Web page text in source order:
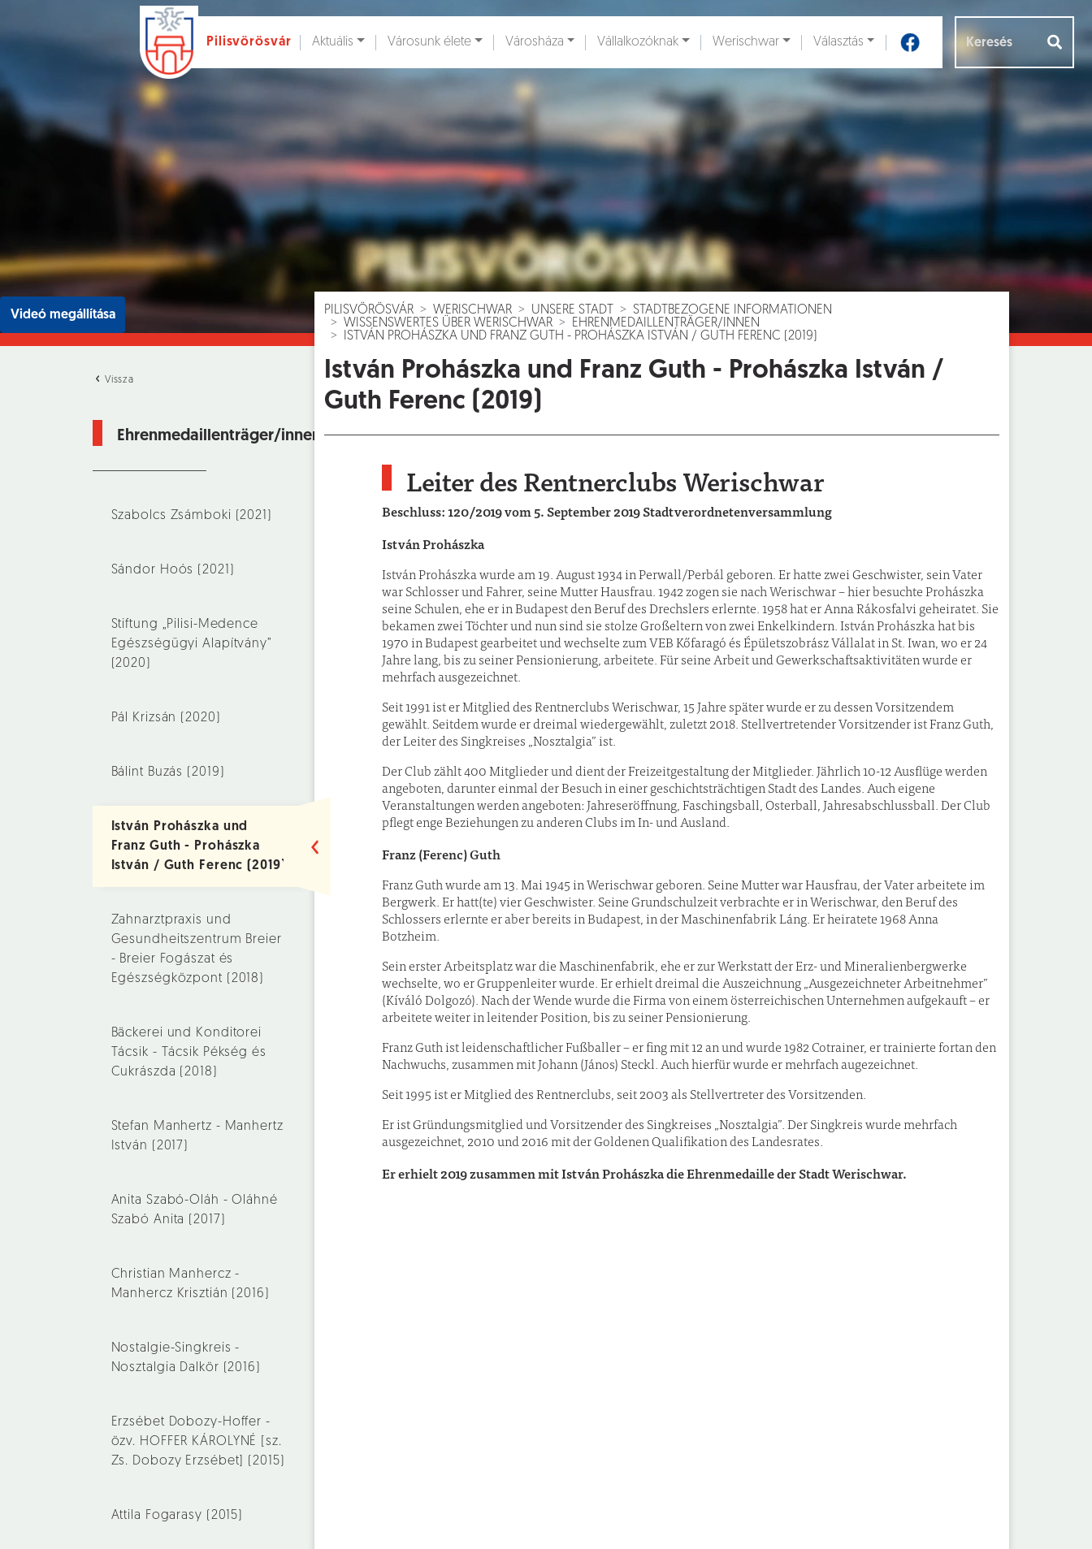
Ugrás a fő tartalomhoz
Pilisvörösvár Aktuális Városunk élete Városháza Vállalkozóknak Werischwar Választás
Videó megállítása
Vissza
Ehrenmedaillenträger/innen
Szabolcs Zsámboki (2021)
Sándor Hoós (2021)
Stiftung „Pilisi-Medence
Egészségügyi Alapítvány”
(2020)
Pál Krizsán (2020)
Bálint Buzás (2019)
István Prohászka und
Franz Guth - Prohászka
István / Guth Ferenc (2019)
Zahnarztpraxis und
Gesundheitszentrum Breier
- Breier Fogászat és
Egészségközpont (2018)
Bäckerei und Konditorei
Tácsik - Tácsik Pékség és
Cukrászda (2018)
Stefan Manhertz - Manhertz
István (2017)
Anita Szabó-Oláh - Oláhné
Szabó Anita (2017)
Christian Manhercz -
Manhercz Krisztián (2016)
Nostalgie-Singkreis -
Nosztalgia Dalkör (2016)
Erzsébet Dobozy-Hoffer -
özv. HOFFER KÁROLYNÉ [sz.
Zs. Dobozy Erzsébet] (2015)
Attila Fogarasy (2015)
PILISVÖRÖSVÁR WERISCHWAR UNSERE STADT
STADTBEZOGENE INFORMATIONEN
WISSENSWERTES ÜBER WERISCHWAR
EHRENMEDAILLENTRÄGER/INNEN
ISTVÁN PROHÁSZKA UND FRANZ GUTH - PROHÁSZKA ISTVÁN / GUTH FERENC (2019)
István Prohászka und Franz Guth - Prohászka István /
Guth Ferenc (2019)
Leiter des Rentnerclubs Werischwar
Beschluss: 120/2019 vom 5. September 2019 Stadtverordnetenversammlung
István Prohászka
István Prohászka wurde am 19. August 1934 in Perwall/Perbál geboren. Er hatte zwei Geschwister, sein Vater
war Schlosser und Fahrer, seine Mutter Hausfrau. 1942 zogen sie nach Werischwar – hier besuchte Prohászka
seine Schulen, ehe er in Budapest den Beruf des Drechslers erlernte. 1958 hat er Anna Rákosfalvi geheiratet. Sie
bekamen zwei Töchter und nun sind sie stolze Großeltern von zwei Enkelkindern. István Prohászka hat bis
1970 in Budapest gearbeitet und wechselte zum VEB Kőfaragó és Épületszobrász Vállalat in St. Iwan, wo er 24
Jahre lang, bis zu seiner Pensionierung, arbeitete. Für seine Arbeit und Gewerkschaftsaktivitäten wurde er
mehrfach ausgezeichnet.
Seit 1991 ist er Mitglied des Rentnerclubs Werischwar, 15 Jahre später wurde er zu dessen Vorsitzendem
gewählt. Seitdem wurde er dreimal wiedergewählt, zuletzt 2018. Stellvertretender Vorsitzender ist Franz Guth,
der Leiter des Singkreises „Nosztalgia” ist.
Der Club zählt 400 Mitglieder und dient der Freizeitgestaltung der Mitglieder. Jährlich 10-12 Ausflüge werden
angeboten, darunter einmal der Besuch in einer geschichtsträchtigen Stadt des Landes. Auch eigene
Veranstaltungen werden angeboten: Jahreseröffnung, Faschingsball, Osterball, Jahresabschlussball. Der Club
pflegt enge Beziehungen zu anderen Clubs im In- und Ausland.
Franz (Ferenc) Guth
Franz Guth wurde am 13. Mai 1945 in Werischwar geboren. Seine Mutter war Hausfrau, der Vater arbeitete im
Bergwerk. Er hatt(te) vier Geschwister. Seine Grundschulzeit verbrachte er in Werischwar, den Beruf des
Schlossers erlernte er aber bereits in Budapest, in der Maschinenfabrik Láng. Er heiratete 1968 Anna
Botzheim.
Sein erster Arbeitsplatz war die Maschinenfabrik, ehe er zur Werkstatt der Erz- und Mineralienbergwerke
wechselte, wo er Gruppenleiter wurde. Er erhielt dreimal die Auszeichnung „Ausgezeichneter Arbeitnehmer”
(Kíváló Dolgozó). Nach der Wende wurde die Firma von einem österreichischen Unternehmen aufgekauft – er
arbeitete weiter in leitender Position, bis zu seiner Pensionierung.
Franz Guth ist leidenschaftlicher Fußballer – er fing mit 12 an und wurde 1982 Cotrainer, er trainierte fortan den
Nachwuchs, zusammen mit Johann (János) Steckl. Auch hierfür wurde er mehrfach augezeichnet.
Seit 1995 ist er Mitglied des Rentnerclubs, seit 2003 als Stellvertreter des Vorsitzenden.
Er ist Gründungsmitglied und Vorsitzender des Singkreises „Nosztalgia”. Der Singkreis wurde mehrfach
ausgezeichnet, 2010 und 2016 mit der Goldenen Qualifikation des Landesrates.
Er erhielt 2019 zusammen mit István Prohászka die Ehrenmedaille der Stadt Werischwar.
Események [] Dokumentumok [